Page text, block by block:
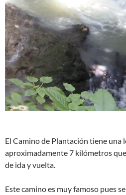
El Camino de Plantación tiene una
aproximadamente 7 kilómetros
de ida y vuelta.
Este camino es muy famoso pues